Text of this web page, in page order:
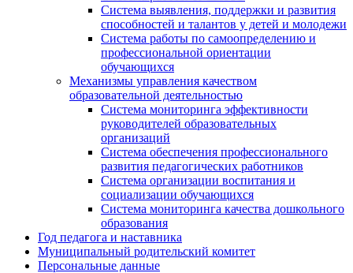
Система выявления, поддержки и развития
способностей и талантов у детей и молодежи
Система работы по самоопределению и
профессиональной ориентации
обучающихся
Механизмы управления качеством
образовательной деятельностью
Система мониторинга эффективности
руководителей образовательных
организаций
Система обеспечения профессионального
развития педагогических работников
Система организации воспитания и
социализации обучающихся
Система мониторинга качества дошкольного
образования
Год педагога и наставника
Муниципальный родительский комитет
Персональные данные